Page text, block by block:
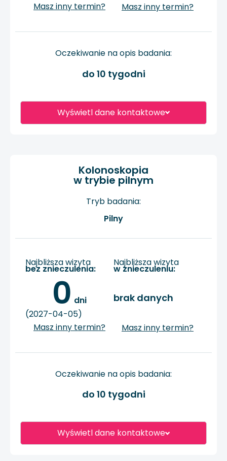
Wyświetl dane kontaktowe
Masz inny termin?
Masz inny termin?
Oczekiwanie na opis badania:
do 10 tygodni
Wyświetl dane kontaktowe
Kolonoskopia
w trybie pilnym
Tryb badania:
Pilny
Najbliższa wizyta
bez znieczulenia:
0 dni
(2027-04-05)
Masz inny termin?
Najbliższa wizyta
w znieczuleniu:
brak danych
Masz inny termin?
Oczekiwanie na opis badania:
do 10 tygodni